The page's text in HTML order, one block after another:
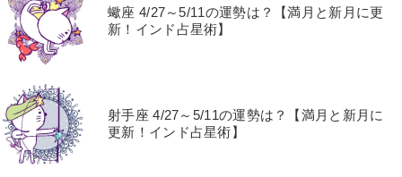
蠍座 4/27～5/11の運勢は？【満月と新月に更
新！インド占星術】
射手座 4/27～5/11の運勢は？【満月と新月に
更新！インド占星術】